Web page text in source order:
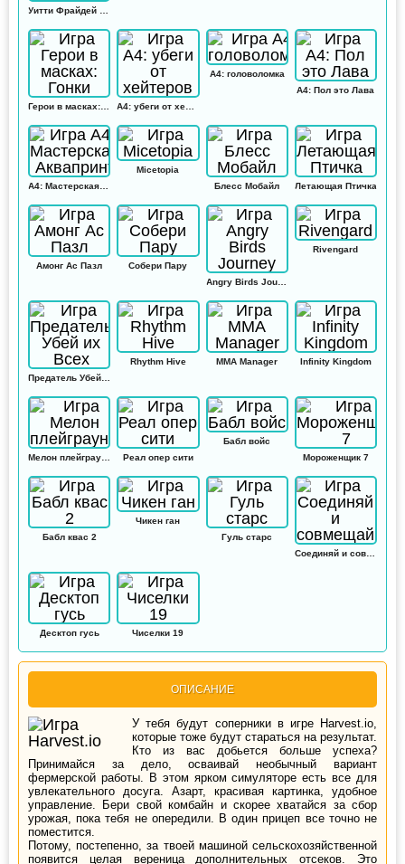
ОПИСАНИЕ
У тебя будут соперники в игре Harvest.io,
которые тоже будут стараться на результат.
Кто из вас добьется больше успеха?
Принимайся за дело, осваивай необычный вариант
фермерской работы. В этом ярком симуляторе есть все для
увлекательного досуга. Азарт, красивая картинка, удобное
управление. Бери свой комбайн и скорее хватайся за сбор
урожая, пока тебя не опередили. В один прицеп все точно не
поместится.
Потому, постепенно, за твоей машиной сельскохозяйственной
появится целая вереница дополнительных отсеков. Это
А4: головоломка
А4: Пол это Лава
Micetopia
Блесс Мобайл
Летающая Птичка
Амонг Ас Пазл
Собери Пару
Angry Birds Journey
Rivengard
Rhythm Hive MMA Manager Infinity Kingdom
Реал опер сити
Бабл войс
Мороженщик 7
Бабл квас 2
Чикен ган
Гуль старс
Соединяй и совмещай
Десктоп гусь Чиселки 19